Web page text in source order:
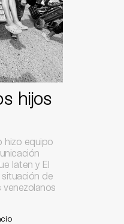
hijos
hizo equipo
laten y El
situación de